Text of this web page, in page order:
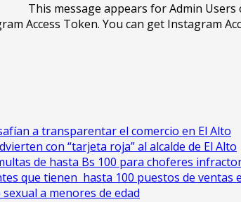
This message appears for Admin Users
Access Token. You can get Instagram
a transparentar el comercio en El Alto
con “tarjeta roja” al alcalde de El Alto
de hasta Bs 100 para choferes
que tienen hasta 100 puestos de ventas
a menores de edad